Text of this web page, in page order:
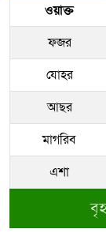
ওয়াক্ত
ফজর
যোহর
আছর
মাগরিব
এশা